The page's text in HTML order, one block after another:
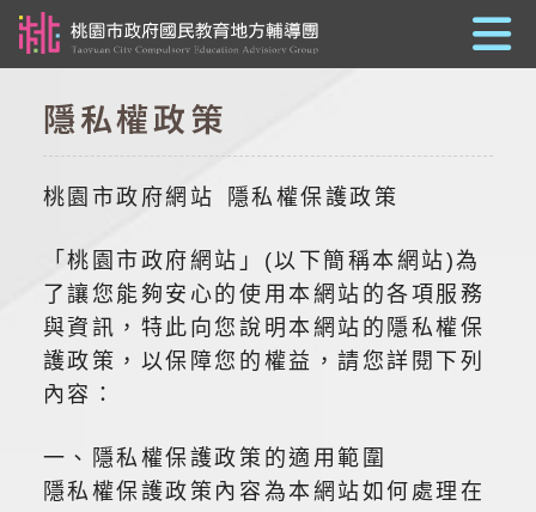
隱私權政策
桃園市政府網站 隱私權保護政策
「桃園市政府網站」(以下簡稱本網站)為
了讓您能夠安心的使用本網站的各項服務
與資訊，特此向您說明本網站的隱私權保
護政策，以保障您的權益，請您詳閱下列
內容：
一、隱私權保護政策的適用範圍
隱私權保護政策內容為本網站如何處理在